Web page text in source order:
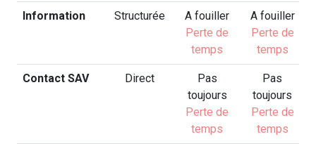
Information Structurée
A fouiller
Perte de
temps
A fouiller
Perte de
temps
Contact SAV Direct
Pas
toujours
Perte de
temps
Pas
toujours
Perte de
temps